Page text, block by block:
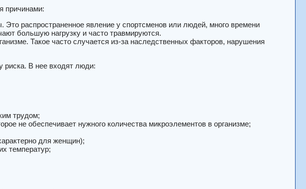
причинами:
распространенное явление у спортсменов или людей, много времени
большую нагрузку и часто травмируются.
Такое часто случается из-за наследственных факторов, нарушения
риска. В нее входят люди:
трудом;
не обеспечивает нужного количества микроэлементов в организме;
для женщин);
температур;